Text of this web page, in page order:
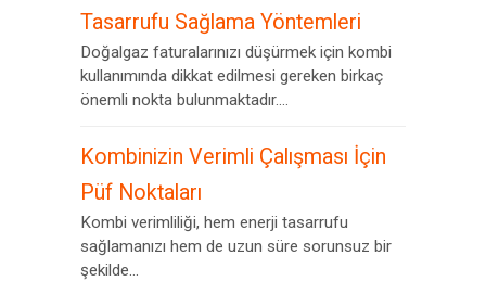
Tasarrufu Sağlama Yöntemleri
Doğalgaz faturalarınızı düşürmek için kombi
kullanımında dikkat edilmesi gereken birkaç
önemli nokta bulunmaktadır....
Kombinizin Verimli Çalışması İçin
Püf Noktaları
Kombi verimliliği, hem enerji tasarrufu
sağlamanızı hem de uzun süre sorunsuz bir
şekilde...